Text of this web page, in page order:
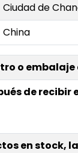
Ciudad de
China
o embalaje
de recibir
en stock,